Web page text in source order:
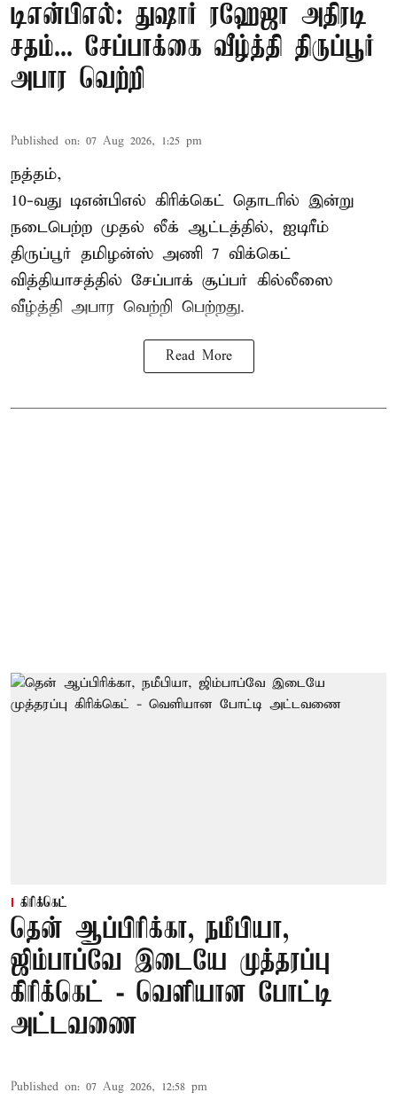
டிஎன்பிஎல்: துஷார் ரஹேஜா அதிரடி
சதம்... சேப்பாக்கை வீழ்த்தி திருப்பூர்
அபார வெற்றி
Published on: 07 Aug 2026, 1:25 pm
நத்தம்,
10-வது டிஎன்பிஎல் கிரிக்கெட் தொடரில் இன்று
நடைபெற்ற முதல் லீக் ஆட்டத்தில், ஐடிரீம்
திருப்பூர் தமிழன்ஸ் அணி 7 விக்கெட்
வித்தியாசத்தில் சேப்பாக் சூப்பர் கில்லீஸை
வீழ்த்தி அபார வெற்றி பெற்றது.
Read More
கிரிக்கெட்
தென் ஆப்பிரிக்கா, நமீபியா,
ஜிம்பாப்வே இடையே முத்தரப்பு
கிரிக்கெட் - வெளியான போட்டி
அட்டவணை
Published on: 07 Aug 2026, 12:58 pm